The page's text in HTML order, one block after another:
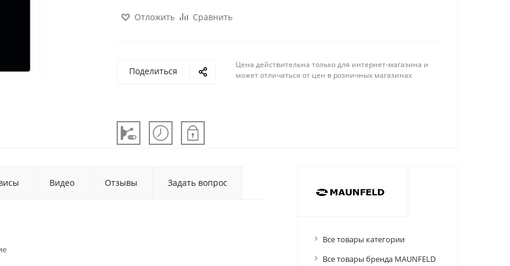
Отложить Сравнить
Поделиться
Цена действительна только для интернет-магазина и
может отличаться от цен в розничных магазинах
Видео Отзывы Задать вопрос
Все товары категории
Все товары бренда MAUNFELD